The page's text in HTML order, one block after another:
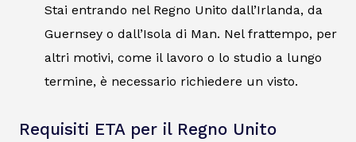
Stai entrando nel Regno Unito dall’Irlanda, da
Guernsey o dall’Isola di Man. Nel frattempo, per
altri motivi, come il lavoro o lo studio a lungo
termine, è necessario richiedere un visto.
Requisiti ETA per il Regno Unito